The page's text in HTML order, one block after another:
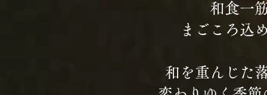
和食一
まごころ込
和を重んじた